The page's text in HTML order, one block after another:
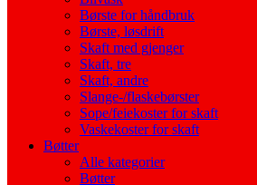
Børste for håndbruk
Børste, løsdrift
Skaft med gjenger
Skaft, tre
Skaft, andre
Slange-/flaskebørster
Sope/feiekoster for skaft
Vaskekoster for skaft
Bøtter
Alle kategorier
Bøtter